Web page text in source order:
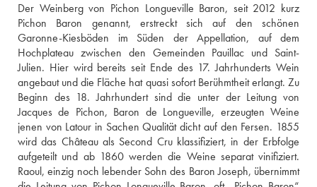
Der Weinberg von Pichon Longueville Baron, seit 2012 kurz
Pichon Baron genannt, erstreckt sich auf den schönen
Garonne-Kiesböden im Süden der Appellation, auf dem
Hochplateau zwischen den Gemeinden Pauillac und Saint-
Julien. Hier wird bereits seit Ende des 17. Jahrhunderts Wein
angebaut und die Fläche hat quasi sofort Berühmtheit erlangt. Zu
Beginn des 18. Jahrhundert sind die unter der Leitung von
Jacques de Pichon, Baron de Longueville, erzeugten Weine
jenen von Latour in Sachen Qualität dicht auf den Fersen. 1855
wird das Château als Second Cru klassifiziert, in der Erbfolge
aufgeteilt und ab 1860 werden die Weine separat vinifiziert.
Raoul, einzig noch lebender Sohn des Baron Joseph, übernimmt